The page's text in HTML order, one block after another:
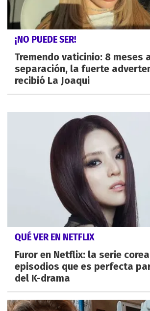
¡NO PUEDE SER!
Tremendo vaticinio: 8 meses
separación, la fuerte
recibió La Joaqui
QUÉ VER EN NETFLIX
Furor en Netflix: la serie
episodios que es perfecta
del K-drama